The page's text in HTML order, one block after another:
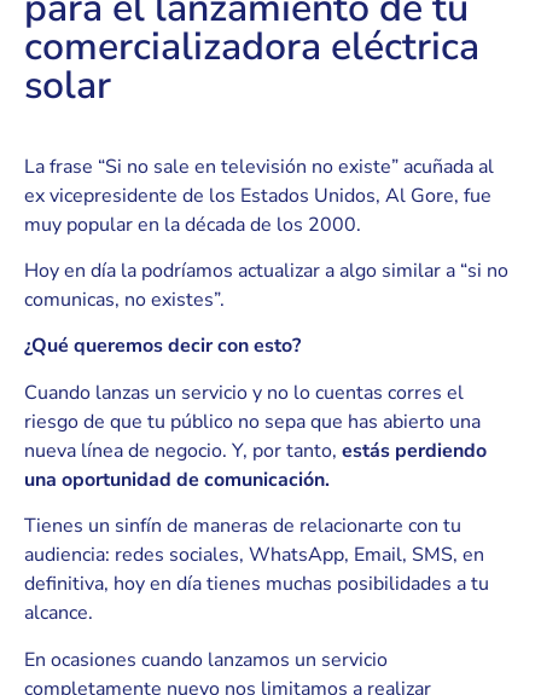
comercializadora eléctrica
solar
La frase “Si no sale en televisión no existe” acuñada al
ex vicepresidente de los Estados Unidos, Al Gore, fue
muy popular en la década de los 2000.
Hoy en día la podríamos actualizar a algo similar a “si no
comunicas, no existes”.
¿Qué queremos decir con esto?
Cuando lanzas un servicio y no lo cuentas corres el
riesgo de que tu público no sepa que has abierto una
nueva línea de negocio. Y, por tanto, estás perdiendo
una oportunidad de comunicación.
Tienes un sinfín de maneras de relacionarte con tu
audiencia: redes sociales, WhatsApp, Email, SMS, en
definitiva, hoy en día tienes muchas posibilidades a tu
alcance.
En ocasiones cuando lanzamos un servicio
completamente nuevo nos limitamos a realizar